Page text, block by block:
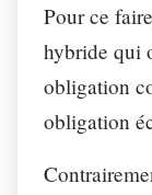
Pour ce
hybride qui
obligation
obligation